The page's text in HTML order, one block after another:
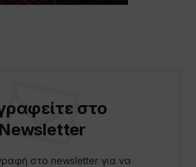
στο
Newsletter
στο newsletter για να